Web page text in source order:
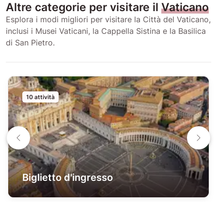
Altre categorie per visitare il Vaticano
Esplora i modi migliori per visitare la Città del Vaticano,
inclusi i Musei Vaticani, la Cappella Sistina e la Basilica
di San Pietro.
10 attività
Biglietto d'ingresso